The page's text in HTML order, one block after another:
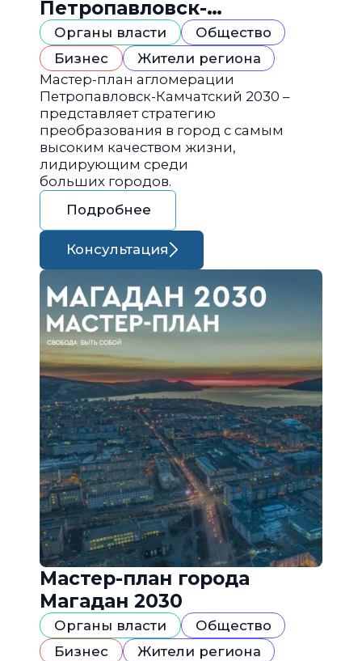
Петропавловск-
Камчатский 2030
Органы власти
Общество
Бизнес
Жители региона
Мастер-план агломерации
Петропавловск-Камчатский 2030 –
представляет стратегию
преобразования в город с самым
высоким качеством жизни,
лидирующим среди
больших городов.
Подробнее
Консультация
Мастер-план города
Магадан 2030
Органы власти
Общество
Бизнес
Жители региона